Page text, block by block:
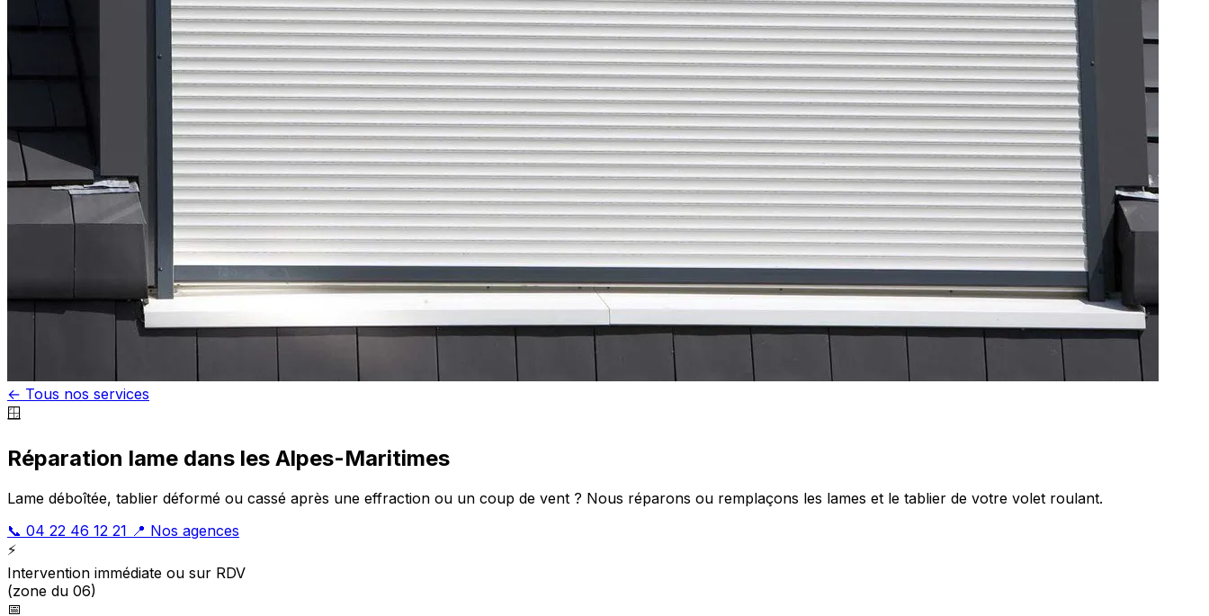
← Tous nos services
🪟
Réparation lame dans les Alpes-Maritimes
Lame déboîtée, tablier déformé ou cassé après une effraction ou un coup de vent ? Nous réparons ou remplaçons les lames et le tablier de votre volet roulant.
📞 04 22 46 12 21 📍 Nos agences
⚡
Intervention immédiate ou sur RDV
(zone du 06)
📅